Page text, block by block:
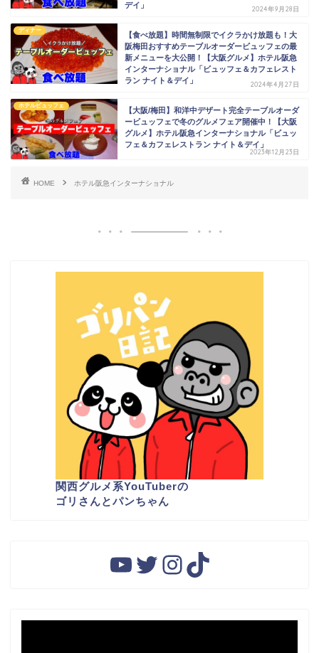
デイ」
2024年9月28日
ディナー
【食べ放題】時間無制限でイクラかけ放題も！大
阪梅田おすすめテーブルオーダービュッフェの最
新メニューを大公開！【大阪グルメ】ホテル阪急
インターナショナル「ビュッフェ＆カフェレスト
ラン ナイト＆デイ」
2024年4月27日
ホテルビュッフェ
【大阪/梅田】和洋中デザート完全テーブルオーダ
ービュッフェで冬のグルメフェア開催中！【大阪
グルメ】ホテル阪急インターナショナル「ビュッ
フェ＆カフェレストラン ナイト＆デイ」
2023年12月23日
HOME ホテル阪急インターナショナル
関西グルメ系YouTuberの
ゴリさんとパンちゃん